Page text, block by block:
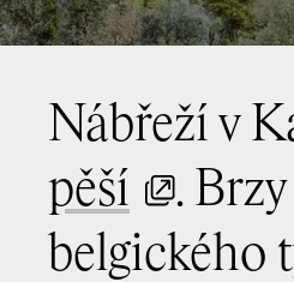
Nábřeží v
pěší
.
belgického